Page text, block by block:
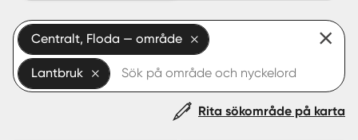
Start
Logga in
Centralt, Floda — område
Lantbruk
Rita sökområde på karta